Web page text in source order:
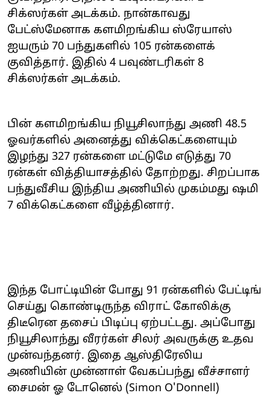
சிக்ஸர்கள் அடக்கம். நான்காவது
பேட்ஸ்மேனாக களமிறங்கிய ஸ்ரேயாஸ்
ஐயரும் 70 பந்துகளில் 105 ரன்களைக்
குவித்தார். இதில் 4 பவுண்டரிகள் 8
சிக்ஸர்கள் அடக்கம்.
பின் களமிறங்கிய நியூசிலாந்து அணி 48.5
ஓவர்களில் அனைத்து விக்கெட்களையும்
இழந்து 327 ரன்களை மட்டுமே எடுத்து 70
ரன்கள் வித்தியாசத்தில் தோற்றது. சிறப்பாக
பந்துவீசிய இந்திய அணியில் முகம்மது ஷமி
7 விக்கெட்களை வீழ்த்தினார்.
இந்த போட்டியின் போது 91 ரன்களில் பேட்டிங்
செய்து கொண்டிருந்த விராட் கோலிக்கு
திடீரென தசைப் பிடிப்பு ஏற்பட்டது. அப்போது
நியூசிலாந்து வீரர்கள் சிலர் அவருக்கு உதவ
முன்வந்தனர். இதை ஆஸ்திரேலிய
அணியின் முன்னாள் வேகப்பந்து வீச்சாளர்
சைமன் ஓ டோனெல் (Simon O'Donnell)